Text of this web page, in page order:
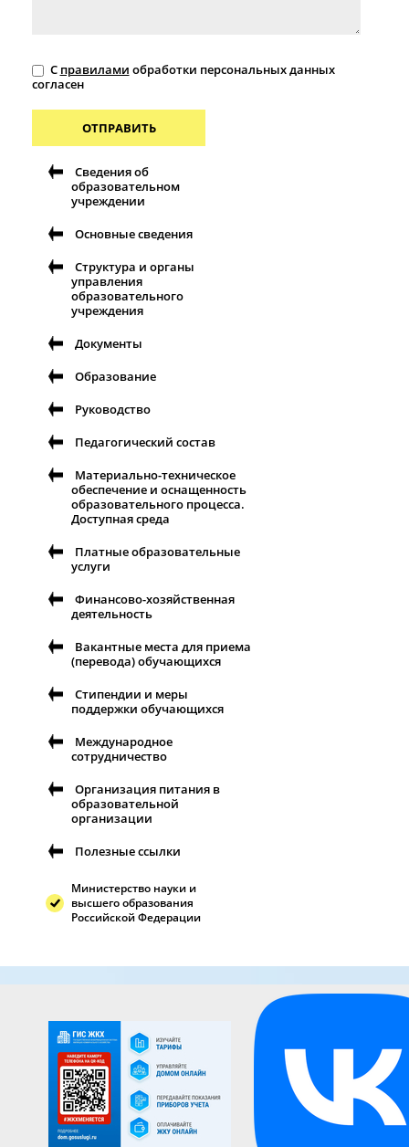
С правилами обработки персональных данных
согласен
ОТПРАВИТЬ
Сведения об
образовательном
учреждении
Основные сведения
Структура и органы
управления
образовательного
учреждения
Документы
Образование
Руководство
Педагогический состав
Материально-техническое
обеспечение и оснащенность
образовательного процесса.
Доступная среда
Платные образовательные
услуги
Финансово-хозяйственная
деятельность
Вакантные места для приема
(перевода) обучающихся
Стипендии и меры
поддержки обучающихся
Международное
сотрудничество
Организация питания в
образовательной
организации
Полезные ссылки
Министерство науки и
высшего образования
Российской Федерации